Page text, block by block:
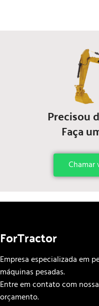
Precisou
Faça
Chamar
ForTractor
Empresa especializada em
máquinas pesadas.
Entre em contato com
orçamento.